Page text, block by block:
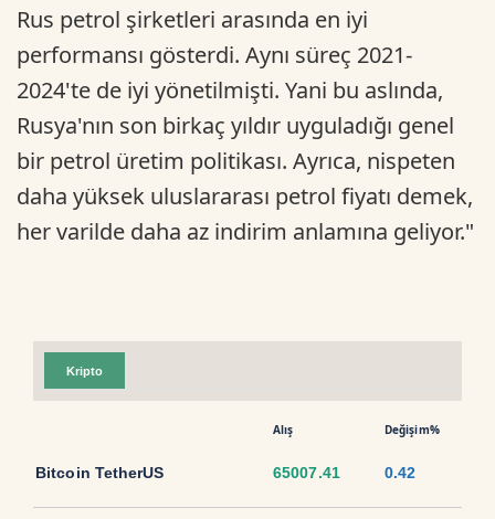
Rus petrol şirketleri arasında en iyi
performansı gösterdi. Aynı süreç 2021-
2024'te de iyi yönetilmişti. Yani bu aslında,
Rusya'nın son birkaç yıldır uyguladığı genel
bir petrol üretim politikası. Ayrıca, nispeten
daha yüksek uluslararası petrol fiyatı demek,
her varilde daha az indirim anlamına geliyor."
Kripto
Alış Değişim%
Bitcoin TetherUS 65007.41 0.42